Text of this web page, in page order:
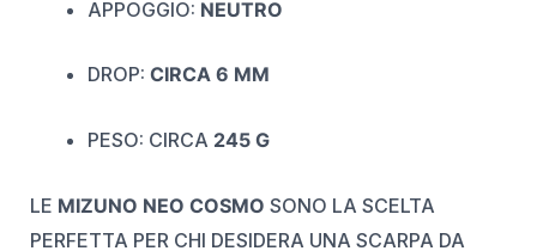
APPOGGIO: NEUTRO
DROP: CIRCA 6 MM
PESO: CIRCA 245 G
LE MIZUNO NEO COSMO SONO LA SCELTA
PERFETTA PER CHI DESIDERA UNA SCARPA DA